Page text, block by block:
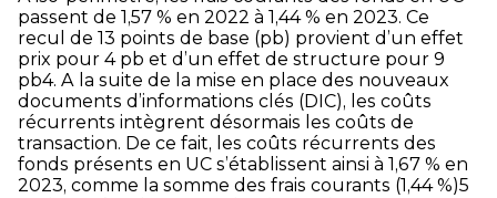
passent de 1,57 % en 2022 à 1,44 % en 2023. Ce
recul de 13 points de base (pb) provient d’un effet
prix pour 4 pb et d’un effet de structure pour 9
pb4. A la suite de la mise en place des nouveaux
documents d’informations clés (DIC), les coûts
récurrents intègrent désormais les coûts de
transaction. De ce fait, les coûts récurrents des
fonds présents en UC s’établissent ainsi à 1,67 % en
2023, comme la somme des frais courants (1,44 %)5